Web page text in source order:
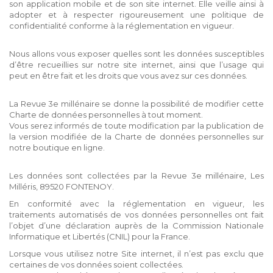
son application mobile et de son site internet. Elle veille ainsi à
adopter et à respecter rigoureusement une politique de
confidentialité conforme à la réglementation en vigueur.
Nous allons vous exposer quelles sont les données susceptibles
d’être recueillies sur notre site internet, ainsi que l’usage qui
peut en être fait et les droits que vous avez sur ces données.
La Revue 3e millénaire se donne la possibilité de modifier cette
Charte de données personnelles à tout moment.
Vous serez informés de toute modification par la publication de
la version modifiée de la Charte de données personnelles sur
notre boutique en ligne.
Les données sont collectées par la Revue 3e millénaire, Les
Milléris, 89520 FONTENOY.
En conformité avec la réglementation en vigueur, les
traitements automatisés de vos données personnelles ont fait
l’objet d’une déclaration auprès de la Commission Nationale
Informatique et Libertés (CNIL) pour la France.
Lorsque vous utilisez notre Site internet, il n’est pas exclu que
certaines de vos données soient collectées.